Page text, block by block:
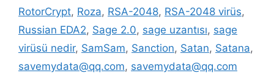
RotorCrypt, Roza, RSA-2048, RSA-2048 virüs,
Russian EDA2, Sage 2.0, sage uzantısı, sage
virüsü nedir, SamSam, Sanction, Satan, Satana,
savemydata@qq.com, savemydata@qq.com